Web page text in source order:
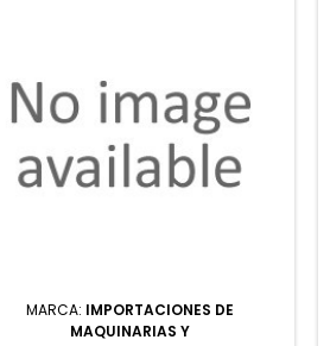
MARCA: IMPORTACIONES DE
MAQUINARIAS Y